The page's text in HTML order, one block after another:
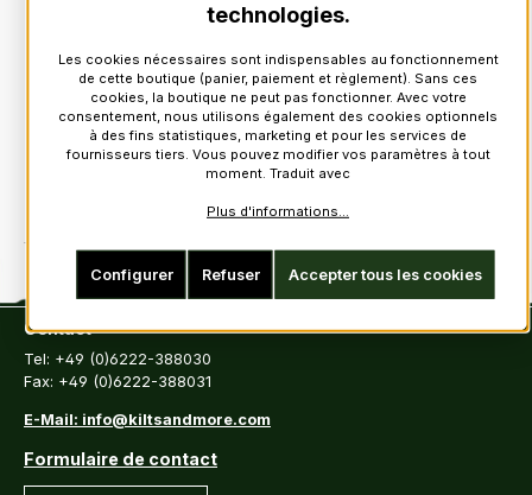
Contact
Tel: +49 (0)6222-388030
Fax: +49 (0)6222-388031
E-Mail: info@kiltsandmore.com
Formulaire de contact
technologies.
Les cookies nécessaires sont indispensables au fonctionnement
de cette boutique (panier, paiement et règlement). Sans ces
cookies, la boutique ne peut pas fonctionner. Avec votre
consentement, nous utilisons également des cookies optionnels
à des fins statistiques, marketing et pour les services de
fournisseurs tiers. Vous pouvez modifier vos paramètres à tout
moment. Traduit avec
Plus d'informations...
Refuser
Configurer Accepter tous les cookies